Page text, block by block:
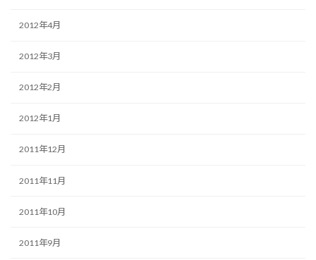
2012年4月
2012年3月
2012年2月
2012年1月
2011年12月
2011年11月
2011年10月
2011年9月